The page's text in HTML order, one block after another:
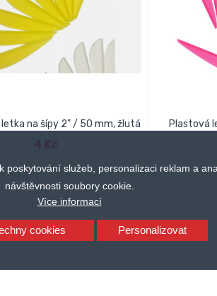
poskytování služeb, personalizaci reklam a
návštěvnosti soubory cookie.
Více informací
cookies Personalizovat
na šípy 2" / 50 mm, žlutá
4 Kč
PŘIDAT DO KOŠÍKU
Plastová